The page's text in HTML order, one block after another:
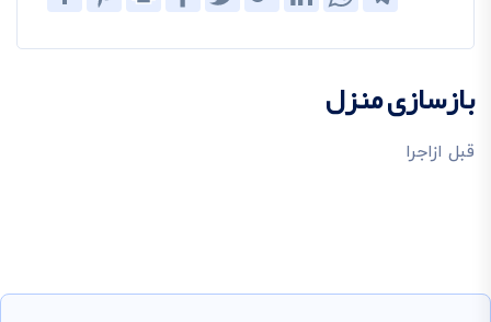
بازسازی منزل
قبل ازاجرا